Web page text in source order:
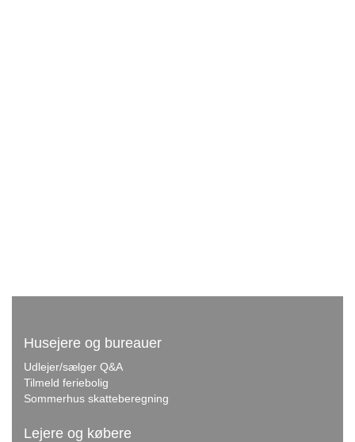
Husejere og bureauer
Udlejer/sælger Q&A
Tilmeld feriebolig
Sommerhus skatteberegning
Lejere og købere